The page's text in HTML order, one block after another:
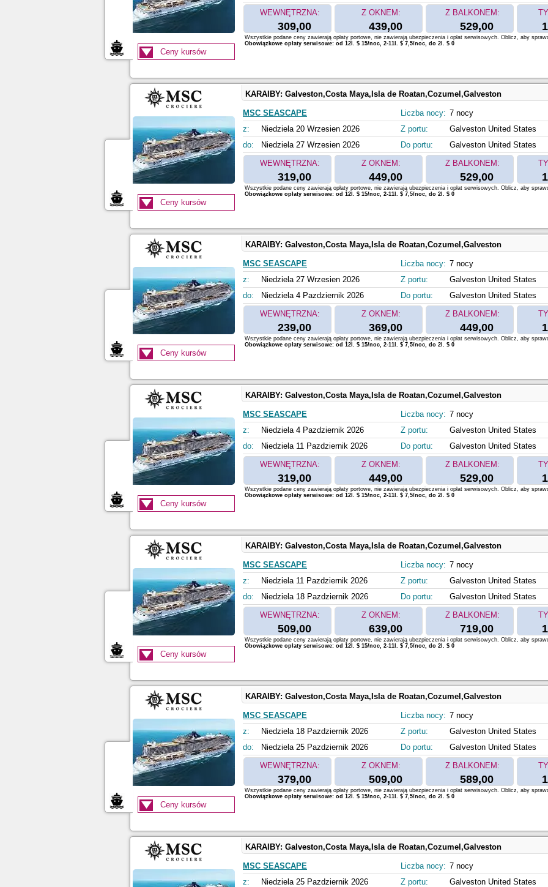
WEWNĘTRZNA:
309,00
Z OKNEM:
439,00
Z BALKONEM:
529,00
Ceny kursów
Wszystkie podane ceny zawierają opłaty portowe, nie zawierają ubezpieczenia i opłat serwisowych. Oblicz, aby
Obowiązkowe opłaty serwisowe: od 12l. $ 15/noc, 2-11l. $ 7,5/noc, do 2l. $ 0
KARAIBY: Galveston,Costa Maya,Isla de Roatan,Cozumel,Galveston
MSC SEASCAPE
z:
Niedziela 20 Wrzesien 2026
do:
Niedziela 27 Wrzesien 2026
Liczba nocy: 7 nocy
Z portu:
Galveston United States
Do portu:
Galveston United States
WEWNĘTRZNA:
319,00
Z OKNEM:
449,00
Z BALKONEM:
529,00
Ceny kursów
Wszystkie podane ceny zawierają opłaty portowe, nie zawierają ubezpieczenia i opłat serwisowych. Oblicz, aby
Obowiązkowe opłaty serwisowe: od 12l. $ 15/noc, 2-11l. $ 7,5/noc, do 2l. $ 0
KARAIBY: Galveston,Costa Maya,Isla de Roatan,Cozumel,Galveston
MSC SEASCAPE
z:
Niedziela 27 Wrzesien 2026
do:
Niedziela 4 Pazdziernik 2026
Liczba nocy: 7 nocy
Z portu:
Galveston United States
Do portu:
Galveston United States
WEWNĘTRZNA:
239,00
Z OKNEM:
369,00
Z BALKONEM:
449,00
Ceny kursów
Wszystkie podane ceny zawierają opłaty portowe, nie zawierają ubezpieczenia i opłat serwisowych. Oblicz, aby
Obowiązkowe opłaty serwisowe: od 12l. $ 15/noc, 2-11l. $ 7,5/noc, do 2l. $ 0
KARAIBY: Galveston,Costa Maya,Isla de Roatan,Cozumel,Galveston
MSC SEASCAPE
z:
Niedziela 4 Pazdziernik 2026
do:
Niedziela 11 Pazdziernik 2026
Liczba nocy: 7 nocy
Z portu:
Galveston United States
Do portu:
Galveston United States
WEWNĘTRZNA:
319,00
Z OKNEM:
449,00
Z BALKONEM:
529,00
Ceny kursów
Wszystkie podane ceny zawierają opłaty portowe, nie zawierają ubezpieczenia i opłat serwisowych. Oblicz, aby
Obowiązkowe opłaty serwisowe: od 12l. $ 15/noc, 2-11l. $ 7,5/noc, do 2l. $ 0
KARAIBY: Galveston,Costa Maya,Isla de Roatan,Cozumel,Galveston
MSC SEASCAPE
z:
Niedziela 11 Pazdziernik 2026
do:
Niedziela 18 Pazdziernik 2026
Liczba nocy: 7 nocy
Z portu:
Galveston United States
Do portu:
Galveston United States
WEWNĘTRZNA:
509,00
Z OKNEM:
639,00
Z BALKONEM:
719,00
Ceny kursów
Wszystkie podane ceny zawierają opłaty portowe, nie zawierają ubezpieczenia i opłat serwisowych. Oblicz, aby
Obowiązkowe opłaty serwisowe: od 12l. $ 15/noc, 2-11l. $ 7,5/noc, do 2l. $ 0
KARAIBY: Galveston,Costa Maya,Isla de Roatan,Cozumel,Galveston
MSC SEASCAPE
z:
Niedziela 18 Pazdziernik 2026
do:
Niedziela 25 Pazdziernik 2026
Liczba nocy: 7 nocy
Z portu:
Galveston United States
Do portu:
Galveston United States
WEWNĘTRZNA:
379,00
Z OKNEM:
509,00
Z BALKONEM:
589,00
Ceny kursów
Wszystkie podane ceny zawierają opłaty portowe, nie zawierają ubezpieczenia i opłat serwisowych. Oblicz, aby
Obowiązkowe opłaty serwisowe: od 12l. $ 15/noc, 2-11l. $ 7,5/noc, do 2l. $ 0
KARAIBY: Galveston,Costa Maya,Isla de Roatan,Cozumel,Galveston
MSC SEASCAPE
z:
Niedziela 25 Pazdziernik 2026
Liczba nocy: 7 nocy
Z portu:
Galveston United States